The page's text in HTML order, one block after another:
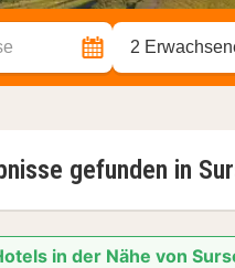
2
gefunden in
in der Nähe von